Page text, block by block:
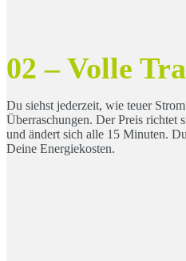
02 – Volle
Du siehst jederzeit, wie teuer
Überraschungen. Der Preis richtet
und ändert sich alle 15 Minuten.
Deine Energiekosten.